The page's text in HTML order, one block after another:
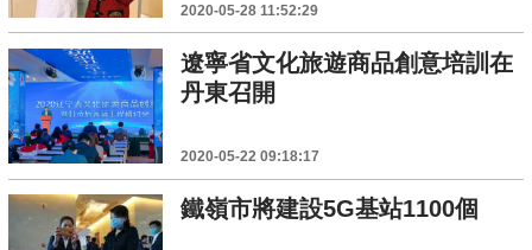
2020-05-28 11:52:29
遼寧省文化旅遊商品創意培訓在
丹東召開
2020-05-22 09:18:17
鐵嶺市將建設5G基站1100個